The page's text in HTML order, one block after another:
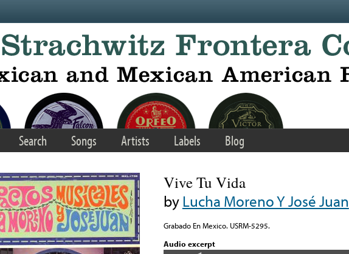
Search Songs Artists Labels Blog
Vive Tu Vida
byLucha Moreno Y José Juan
Grabado En Mexico. USRM-5295.
Audio excerpt